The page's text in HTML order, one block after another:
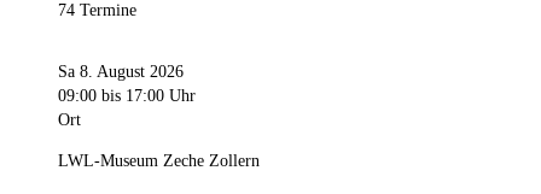
74 Termine
Sa 8. August 2026
09:00 bis 17:00 Uhr
Ort
LWL-Museum Zeche Zollern